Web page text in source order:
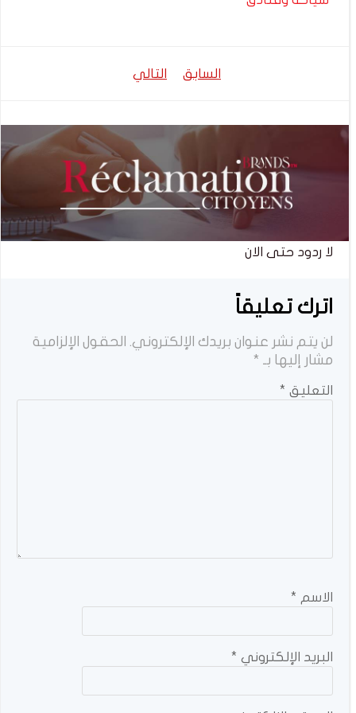
السابق
تصفّح
التالي
لا ردود حتى الان
اترك تعليقاً
لن يتم نشر عنوان بريدك الإلكتروني. الحقول الإلزامية
مشار إليها بـ *
التعليق *
الاسم *
البريد الإلكتروني *